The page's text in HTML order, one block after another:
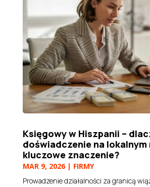
Księgowy w Hiszpanii –
doświadczenie na lokalnym
kluczowe znaczenie?
MAR 9, 2026| FIRMY
Prowadzenie działalności za granicą